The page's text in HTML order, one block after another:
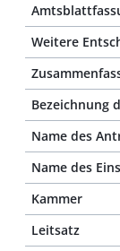
Weitere
Bezeichnung
Name des
Name des
Kammer
Leitsatz